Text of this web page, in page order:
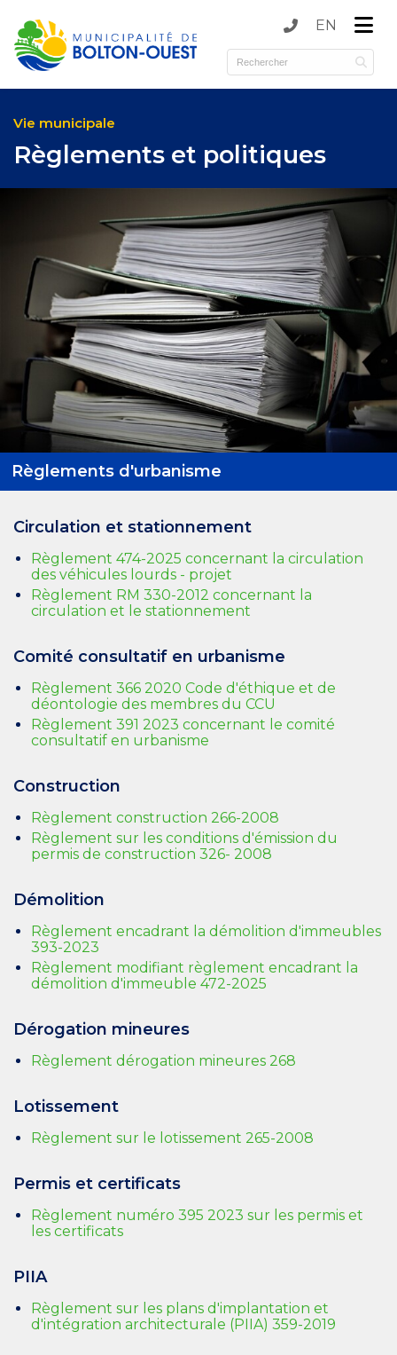
(Municipalité )
(Services )
EN
Vie municipale
Règlements et politiques
Règlements d'urbanisme
Circulation et stationnement
Règlement 474-2025 concernant la circulation
des véhicules lourds - projet
Règlement RM 330-2012 concernant la
circulation et le stationnement
Comité consultatif en urbanisme
Règlement 366 2020 Code d'éthique et de
déontologie des membres du CCU
Règlement 391 2023 concernant le comité
consultatif en urbanisme
Construction
Règlement construction 266-2008
Règlement sur les conditions d'émission du
permis de construction 326- 2008
Démolition
Règlement encadrant la démolition d'immeubles
393-2023
Règlement modifiant règlement encadrant la
démolition d'immeuble 472-2025
Dérogation mineures
Règlement dérogation mineures 268
Lotissement
Règlement sur le lotissement 265-2008
Permis et certificats
Règlement numéro 395 2023 sur les permis et
les certificats
PIIA
Règlement sur les plans d'implantation et
d'intégration architecturale (PIIA) 359-2019